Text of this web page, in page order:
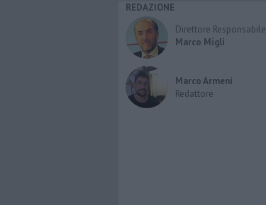
REDAZIONE
Direttore Responsabile
Marco Migli
Marco Armeni
Redattore